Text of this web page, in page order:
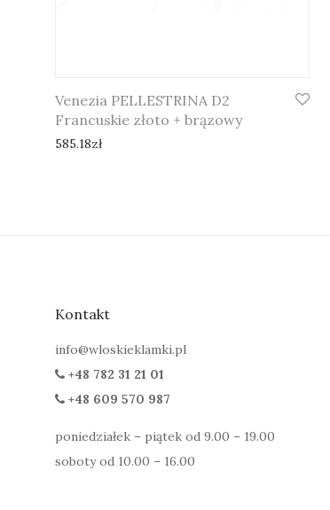
Venezia PELLESTRINA D2
Francuskie złoto + brązowy
585.18zł
Kontakt
info@wloskieklamki.pl
+48 782 31 21 01
+48 609 570 987
poniedziałek – piątek od 9.00 – 19.00
soboty od 10.00 – 16.00